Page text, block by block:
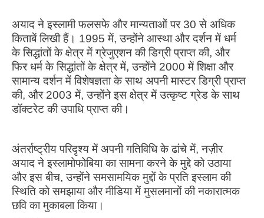
अयाद ने इस्लामी फलसफे और मान्यताओं पर 30 से अधिक
किताबें लिखी हैं। 1995 में, उन्होंने आस्था और दर्शन में धर्म
के सिद्धांतों के क्षेत्र में ग्रेजुएशन की डिग्री प्राप्त की, और
फिर धर्म के सिद्धांतों के क्षेत्र में, उन्होंने 2000 में शिक्षा और
सामान्य दर्शन में विशेषज्ञता के साथ अपनी मास्टर डिग्री प्राप्त
की, और 2003 में, उन्होंने इस क्षेत्र में उत्कृष्ट ग्रेड के साथ
डॉक्टरेट की उपाधि प्राप्त की।
अंतर्राष्ट्रीय परिदृश्य में अपनी गतिविधि के ढांचे में, नज़ीर
अयाद ने इस्लामोफोबिया का सामना करने के मुद्दे को उठाया
और इस बीच, उन्होंने समसामयिक मुद्दों के प्रति इस्लाम की
स्थिति को समझाया और मीडिया में मुसलमानों की नकारात्मक
छवि का मुकाबला किया।